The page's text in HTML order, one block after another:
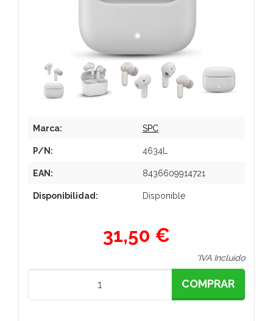
Marca: SPC
P/N: 4634L
EAN: 8436609914721
Disponibilidad: Disponible
31,50 €
*IVA Incluido
COMPRAR